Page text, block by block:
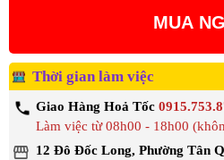
MUA
Thời gian làm việc
Giao Hàng Hoả Tốc
Làm việc từ 08h00 - 18h00
12 Đô Đốc Long, Phường Tân